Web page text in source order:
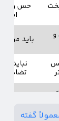
حس
باید مرتب
نباید
تضاد
گفته